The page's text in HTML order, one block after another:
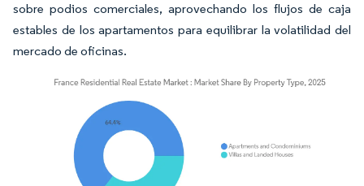
sobre podios comerciales, aprovechando los flujos de caja
estables de los apartamentos para equilibrar la volatilidad del
mercado de oficinas.